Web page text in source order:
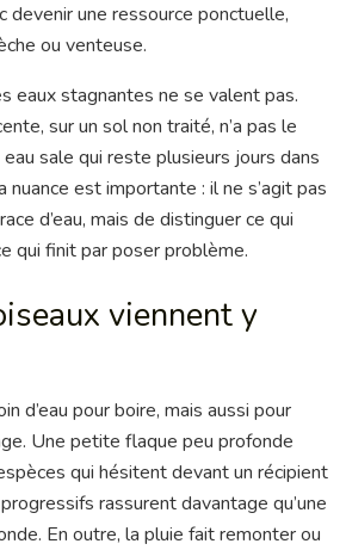
devenir une ressource ponctuelle,
ou venteuse.
eaux stagnantes ne se valent pas.
sur un sol non traité, n’a pas le
sale qui reste plusieurs jours dans
nuance est importante : il ne s’agit pas
d’eau, mais de distinguer ce qui
qui finit par poser problème.
viennent y
d’eau pour boire, mais aussi pour
Une petite flaque peu profonde
qui hésitent devant un récipient
rassurent davantage qu’une
En outre, la pluie fait remonter ou